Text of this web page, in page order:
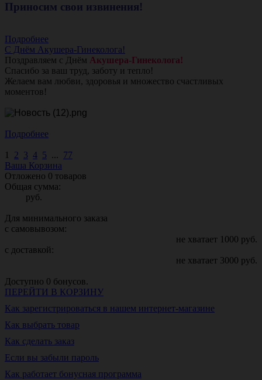
Приносим свои извинения!
Подробнее
С Днём Акушера-Гинеколога!
Поздравляем с Днём Акушера-Гинеколога!
Спасибо за ваш труд, заботу и тепло!
Желаем вам любви, здоровья и множество счастливых
моментов!
Подробнее
1 2 3 4 5 ... 77
Ваша Корзина
Отложено 0 товаров
Общая сумма:
руб.
Для минимального заказа
с самовывозом:
не хватает 1000 руб.
с доставкой:
не хватает 3000 руб.
Доступно 0 бонусов.
ПЕРЕЙТИ В КОРЗИНУ
Как зарегистрироваться в нашем интернет-магазине
Как выбрать товар
Как сделать заказ
Если вы забыли пароль
Как работает бонусная программа